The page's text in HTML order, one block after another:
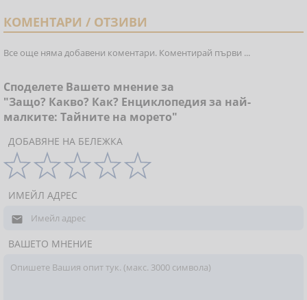
КОМЕНТАРИ / ОТЗИВИ
Все още няма добавени коментари. Коментирай първи ...
Споделете Вашето мнение за
"Защо? Какво? Как? Енциклопедия за най-
малките: Тайните на морето"
ДОБАВЯНЕ НА БЕЛЕЖКА
ИМЕЙЛ АДРЕС

ВАШЕТО МНЕНИЕ